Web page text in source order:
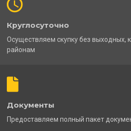
Круглосуточно
Осуществляем скупку без выходных,
районам
Документы
Предоставляем полный пакет